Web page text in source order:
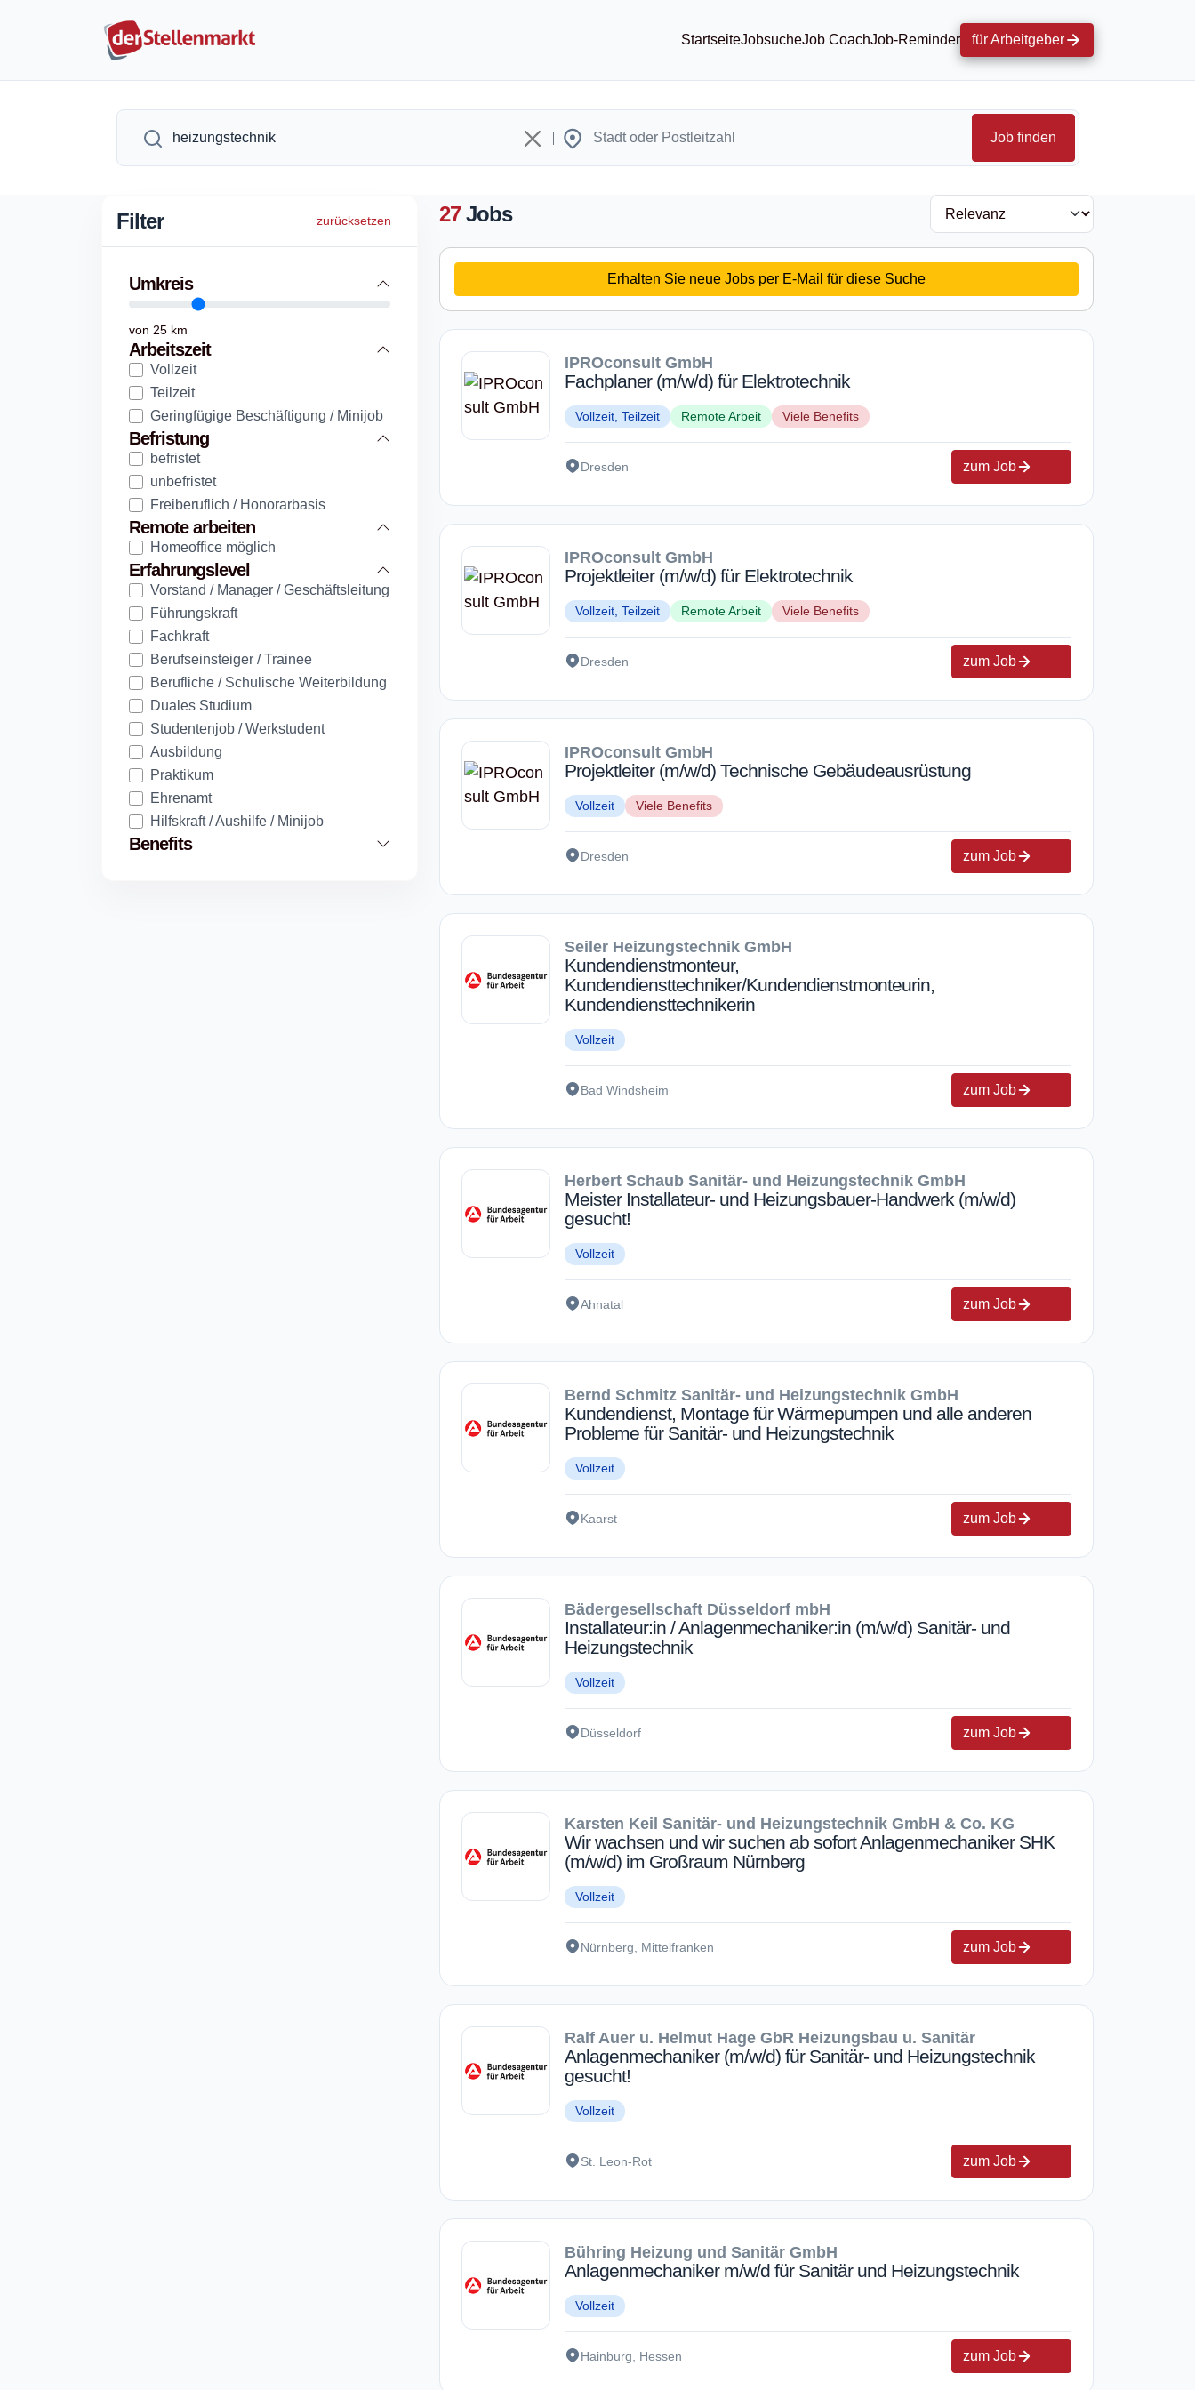
StartseiteJobsucheJob CoachJob-Reminder für Arbeitgeber
Job finden
Filter zurücksetzen
Umkreis
von 25 km
Arbeitszeit
Vollzeit
Teilzeit
Geringfügige Beschäftigung / Minijob
Befristung
befristet
unbefristet
Freiberuflich / Honorarbasis
Remote arbeiten
Homeoffice möglich
Erfahrungslevel
Vorstand / Manager / Geschäftsleitung
Führungskraft
Fachkraft
Berufseinsteiger / Trainee
Berufliche / Schulische Weiterbildung
Duales Studium
Studentenjob / Werkstudent
Ausbildung
Praktikum
Ehrenamt
Hilfskraft / Aushilfe / Minijob
Benefits
27Jobs
Erhalten Sie neue Jobs per E-Mail für diese Suche
IPROconsult GmbH
Fachplaner (m/w/d) für Elektrotechnik
Vollzeit, Teilzeit Remote Arbeit Viele Benefits
Dresden zum Job
IPROconsult GmbH
Projektleiter (m/w/d) für Elektrotechnik
Vollzeit, Teilzeit Remote Arbeit Viele Benefits
Dresden zum Job
IPROconsult GmbH
Projektleiter (m/w/d) Technische Gebäudeausrüstung
Vollzeit Viele Benefits
Dresden zum Job
Seiler Heizungstechnik GmbH
Kundendienstmonteur,
Kundendiensttechniker/Kundendienstmonteurin,
Kundendiensttechnikerin
Vollzeit
Bad Windsheim zum Job
Herbert Schaub Sanitär- und Heizungstechnik GmbH
Meister Installateur- und Heizungsbauer-Handwerk (m/w/d)
gesucht!
Vollzeit
Ahnatal zum Job
Bernd Schmitz Sanitär- und Heizungstechnik GmbH
Kundendienst, Montage für Wärmepumpen und alle anderen
Probleme für Sanitär- und Heizungstechnik
Vollzeit
Kaarst zum Job
Bädergesellschaft Düsseldorf mbH
Installateur:in / Anlagenmechaniker:in (m/w/d) Sanitär- und
Heizungstechnik
Vollzeit
Düsseldorf zum Job
Karsten Keil Sanitär- und Heizungstechnik GmbH & Co. KG
Wir wachsen und wir suchen ab sofort Anlagenmechaniker SHK
(m/w/d) im Großraum Nürnberg
Vollzeit
Nürnberg, Mittelfranken zum Job
Ralf Auer u. Helmut Hage GbR Heizungsbau u. Sanitär
Anlagenmechaniker (m/w/d) für Sanitär- und Heizungstechnik
gesucht!
Vollzeit
St. Leon-Rot zum Job
Bühring Heizung und Sanitär GmbH
Anlagenmechaniker m/w/d für Sanitär und Heizungstechnik
Vollzeit
Hainburg, Hessen zum Job